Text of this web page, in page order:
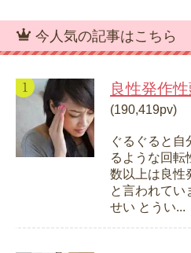
今人気の記事はこちら
良性発作
(190,419pv)
ぐるぐると自
るような回転
数以上は良性
と言われてい
せい とうい...